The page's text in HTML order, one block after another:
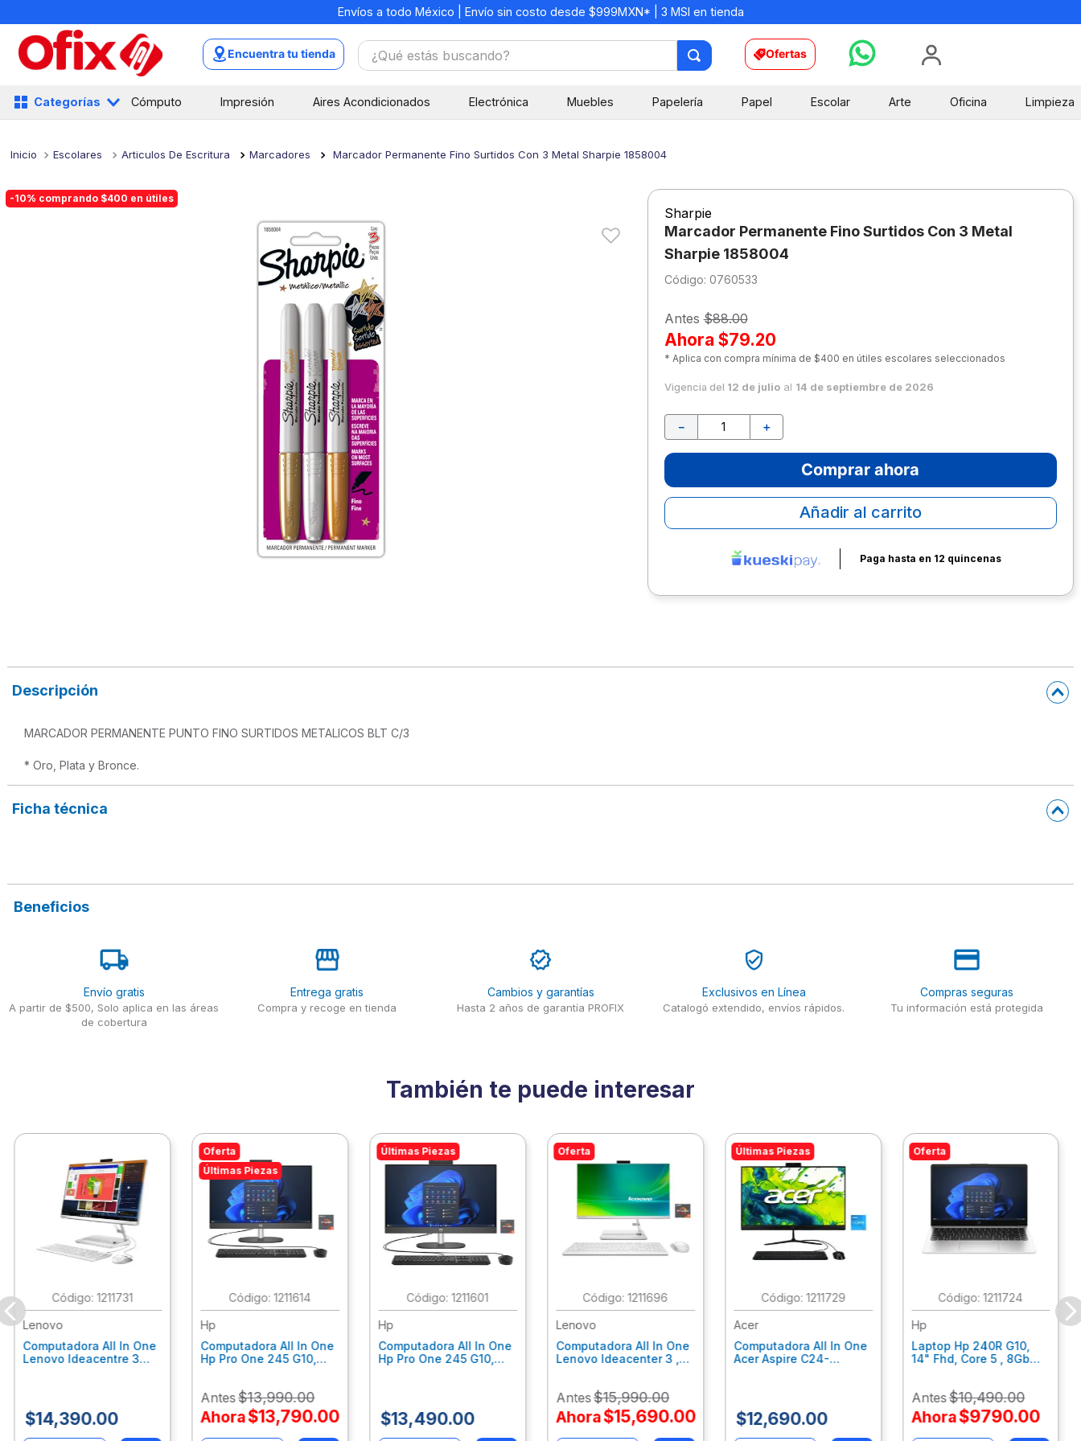
Envíos a todo México | Envío sin costo desde $999MXN* | 3 MSI en tienda
Encuentra tu tienda ¿Qué estás buscando? Ofertas
Categorías Cómputo Impresión Aires Acondicionados Electrónica Muebles Papelería Papel Escolar Arte Oficina Limpieza
Escolares Articulos De Escritura Marcadores Marcador Permanente Fino Surtidos Con 3 Metal Sharpie 1858004
-10% comprando $400 en útiles
Sharpie
Marcador Permanente Fino Surtidos Con 3 Metal
Sharpie 1858004
: 0760533
Antes$88.00
Ahora $79.20
* Aplica con compra mínima de $400 en útiles escolares seleccionados
Vigencia del 12 de julioal 14 de septiembre de 2026
＋
－
Comprar ahora
Añadir al carrito
Paga hasta en 12 quincenas
Descripción
MARCADOR PERMANENTE PUNTO FINO SURTIDOS METALICOS BLT C/3
Ficha técnica
Beneficios
Envío gratis
A partir de $500, Solo aplica en las áreas
de cobertura
Entrega gratis
Compra y recoge en tienda
Cambios y garantías
Hasta 2 años de garantía PROFIX
Exclusivos en Línea
Catalogó extendido, envíos rápidos.
Compras seguras
Tu información está protegida
También te puede interesar
:1211731
Lenovo
Computadora All In One
Lenovo Ideacentre 3
F0G1014Ald
$14,390.00
Oferta
Últimas Piezas
:1211614
Hp
Computadora All In One
Hp Pro One 245 G10,
Fhd, Win11Home
9P7K6La
Antes$13,990.00
Ahora$13,790.00
Últimas Piezas
:1211601
Hp
Computadora All In One
Hp Pro One 245 G10,
9P7K5La
$13,490.00
Oferta
:1211696
Lenovo
Computadora All In One
Lenovo Ideacenter 3 ,
Fhd, Win11 Home
F0G1014Nld
Antes$15,990.00
Ahora$15,690.00
Últimas Piezas
: 1211729
Acer
Computadora All In One
Acer Aspire C24-
Dq.Bmjal.002
$12,690.00
Oferta
:1211724
Hp
Laptop Hp 240R G10,
14" Fhd, Core 5 , 8Gb
Antes$10,490.00
Ahora$9790.00
5.
6
7
8.
9.
10
1.
mochilas
.
libretas
3.
cuaderno
5.
colores
7.
escritorio